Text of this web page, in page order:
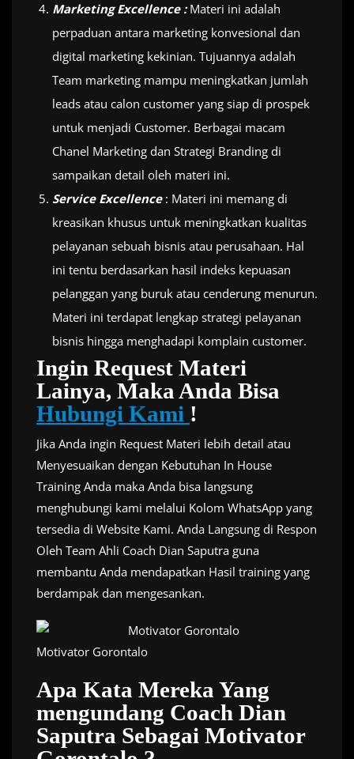
Marketing Excellence :Materi ini adalah
perpaduan antara marketing konvesional dan
digital marketing kekinian. Tujuannya adalah
Team marketing mampu meningkatkan jumlah
leads atau calon customer yang siap di prospek
untuk menjadi Customer. Berbagai macam
Chanel Marketing dan Strategi Branding di
sampaikan detail oleh materi ini.
Service Excellence: Materi ini memang di
kreasikan khusus untuk meningkatkan kualitas
pelayanan sebuah bisnis atau perusahaan. Hal
ini tentu berdasarkan hasil indeks kepuasan
pelanggan yang buruk atau cenderung menurun.
Materi ini terdapat lengkap strategi pelayanan
bisnis hingga menghadapi komplain customer.
Ingin Request Materi
Lainya, Maka Anda Bisa
Hubungi Kami !
Jika Anda ingin Request Materi lebih detail atau
Menyesuaikan dengan Kebutuhan In House
Training Anda maka Anda bisa langsung
menghubungi kami melalui Kolom WhatsApp yang
tersedia di Website Kami. Anda Langsung di Respon
Oleh Team Ahli Coach Dian Saputra guna
membantu Anda mendapatkan Hasil training yang
berdampak dan mengesankan.
Motivator Gorontalo
Apa Kata Mereka Yang
mengundang Coach Dian
Saputra Sebagai Motivator